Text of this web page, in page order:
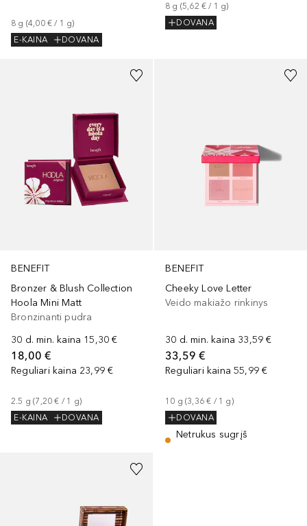
8 g (4,00 € / 1 g)
E-KAINA
DOVANA
8 g (5,62 € / 1 g)
DOVANA
BENEFIT
Bronzer & Blush Collection
Hoola Mini Matt
Bronzinanti pudra
30 d. min. kaina 15,30 €
18,00 €
Reguliari kaina 23,99 €
2.5 g (7,20 € / 1 g)
E-KAINA
DOVANA
BENEFIT
Cheeky Love Letter
Veido makiažo rinkinys
30 d. min. kaina 33,59 €
33,59 €
Reguliari kaina 55,99 €
10 g (3,36 € / 1 g)
DOVANA
Netrukus sugrįš